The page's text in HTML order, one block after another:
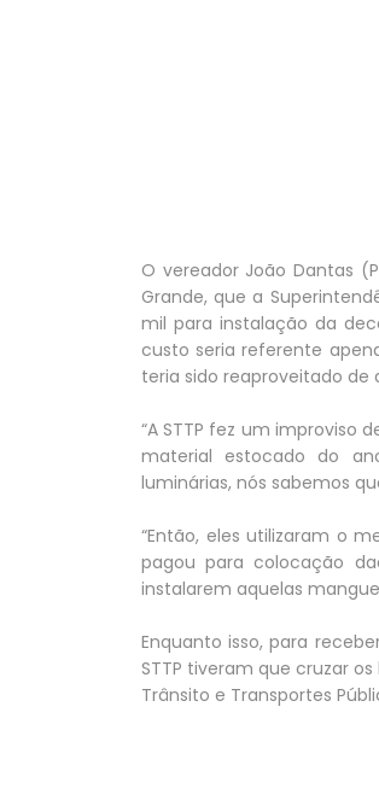
O vereador João Dantas
Grande, que a
mil para instalação da
custo seria referente
teria sido reaproveitado de
“A STTP fez um improviso
material estocado do
luminárias, nós sabemos
“Então, eles utilizaram o
pagou para colocação
instalarem aquelas
Enquanto isso, para
STTP tiveram que cruzar
Trânsito e Transportes